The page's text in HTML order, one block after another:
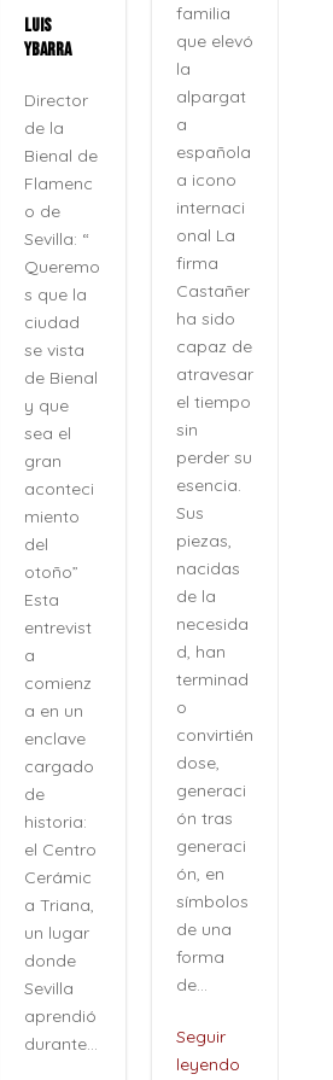
LUIS
YBARRA
Director
de la
Bienal de
Flamenc
o de
Sevilla: “
Queremo
s que la
ciudad
se vista
de Bienal
y que
sea el
gran
aconteci
miento
del
otoño”
Esta
entrevist
a
comienz
a en un
enclave
cargado
de
historia:
el Centro
Cerámic
a Triana,
un lugar
donde
Sevilla
aprendió
durante...
familia
que elevó
la
alpargat
a
española
a icono
internaci
onal La
firma
Castañer
ha sido
capaz de
atravesar
el tiempo
sin
perder su
esencia.
Sus
piezas,
nacidas
de la
necesida
d, han
terminad
o
convirtién
dose,
generaci
ón tras
generaci
ón, en
símbolos
de una
forma
de...
Seguir
leyendo